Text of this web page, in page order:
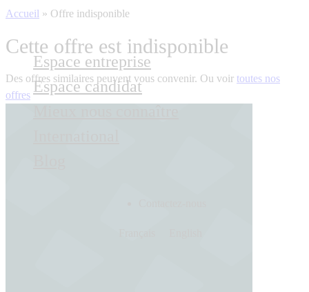
Espace entreprise
Espace candidat
Accueil » Offre indisponible
Cette offre est indisponible
Des offres similaires peuvent vous convenir. Ou voir toutes nos
offres